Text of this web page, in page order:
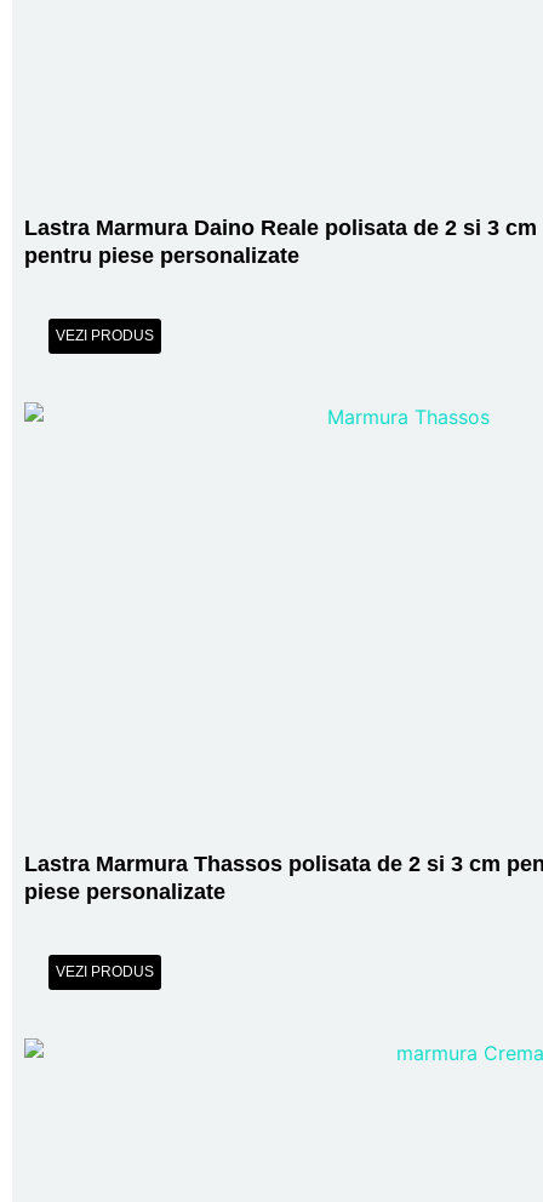
Lastra Marmura Daino Reale polisata de 2 si 3 cm
pentru piese personalizate
VEZI PRODUS
Lastra Marmura Thassos polisata de 2 si 3 cm
piese personalizate
VEZI PRODUS